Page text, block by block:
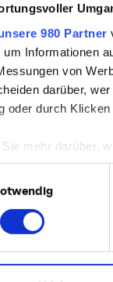
980 Partner
um Informationen
von
darüber,
oder durch
Sie mehr darüber,
fest.
Cookies,
auf unsere
– das
der Content-
unserer letzten
über die
Strategie
wollen wir